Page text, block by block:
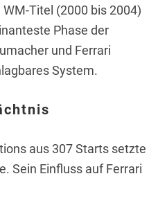
Titel (2000 bis 2004)
Phase der
und Ferrari
System.
aus 307 Starts setzte
Sein Einfluss auf Ferrari